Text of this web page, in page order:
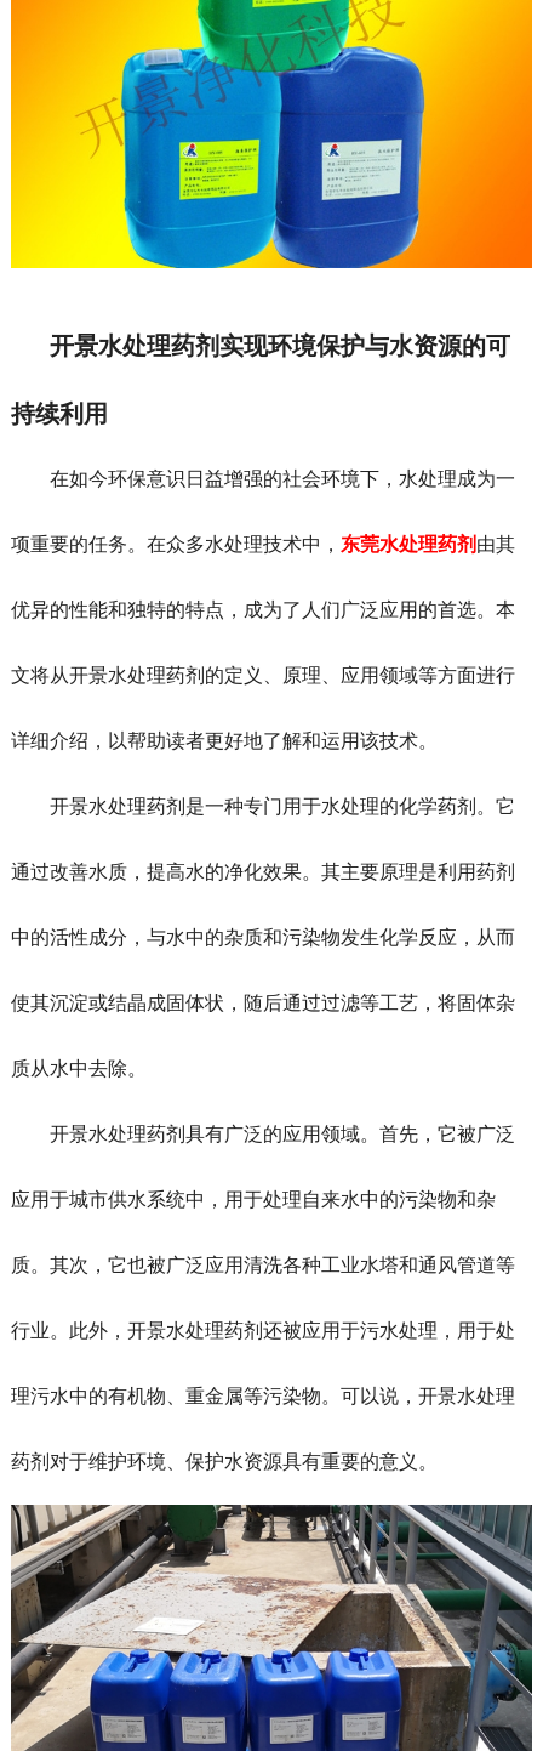
开景水处理药剂实现环境保护与水资源的可
持续利用
在如今环保意识日益增强的社会环境下，水处理成为一
项重要的任务。在众多水处理技术中， 东莞水处理药剂 由其
优异的性能和独特的特点，成为了人们广泛应用的首选。本
文将从开景水处理药剂的定义、原理、应用领域等方面进行
详细介绍，以帮助读者更好地了解和运用该技术。
开景水处理药剂是一种专门用于水处理的化学药剂。它
通过改善水质，提高水的净化效果。其主要原理是利用药剂
中的活性成分，与水中的杂质和污染物发生化学反应，从而
使其沉淀或结晶成固体状，随后通过过滤等工艺，将固体杂
质从水中去除。
开景水处理药剂具有广泛的应用领域。首先，它被广泛
应用于城市供水系统中，用于处理自来水中的污染物和杂
质。其次，它也被广泛应用清洗各种工业水塔和通风管道等
行业。此外，开景水处理药剂还被应用于污水处理，用于处
理污水中的有机物、重金属等污染物。可以说，开景水处理
药剂对于维护环境、保护水资源具有重要的意义。